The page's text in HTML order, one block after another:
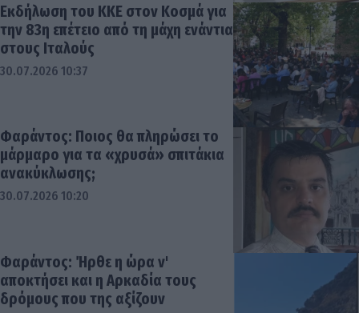
Εκδήλωση του ΚΚΕ στον Κοσμά για
την 83η επέτειο από τη μάχη ενάντια
στους Ιταλούς
30.07.2026 10:37
Φαράντος: Ποιος θα πληρώσει το
μάρμαρο για τα «χρυσά» σπιτάκια
ανακύκλωσης;
30.07.2026 10:20
Φαράντος: Ήρθε η ώρα ν'
αποκτήσει και η Αρκαδία τους
δρόμους που της αξίζουν